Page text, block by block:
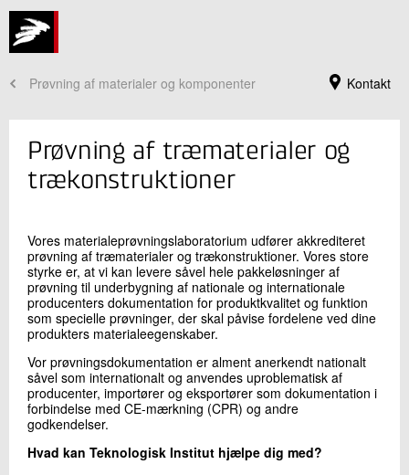
Kontakt
Prøvning af materialer og komponenter
Jeg er din kontaktperson
Niels Morsing
Centerchef
Træ og Biomaterialer
+45 72 20 23 12
Prøvning af træmaterialer og
trækonstruktioner
Vores materialeprøvningslaboratorium udfører akkrediteret
prøvning af træmaterialer og trækonstruktioner. Vores store
styrke er, at vi kan levere såvel hele pakkeløsninger af
prøvning til underbygning af nationale og internationale
producenters dokumentation for produktkvalitet og funktion
som specielle prøvninger, der skal påvise fordelene ved dine
produkters materialeegenskaber.
Vor prøvningsdokumentation er alment anerkendt nationalt
såvel som internationalt og anvendes uproblematisk af
producenter, importører og eksportører som dokumentation i
forbindelse med CE-mærkning (CPR) og andre
godkendelser.
Hvad kan Teknologisk Institut hjælpe dig med?